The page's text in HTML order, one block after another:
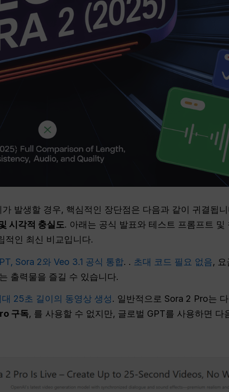
발생할 경우, 핵심적인 장단점은 다음과 같이 귀결됩니
시각적 충실도. 아래는 공식 발표와 테스트 프롬프트 및
적인 최신 비교입니다.
Sora 2와 Veo 3.1 공식 통합. . 초대 코드 필요 없음, 요
출력물을 즐길 수 있습니다.
대 25초 길이의 동영상 생성. 일반적으로 Sora 2 Pro는
구독, 를 사용할 수 없지만, 글로벌 GPT를 사용하면 다